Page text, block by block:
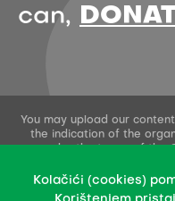
can,
You may upload our
the indication of the
This permission does not
content
Kolačići (cookies)